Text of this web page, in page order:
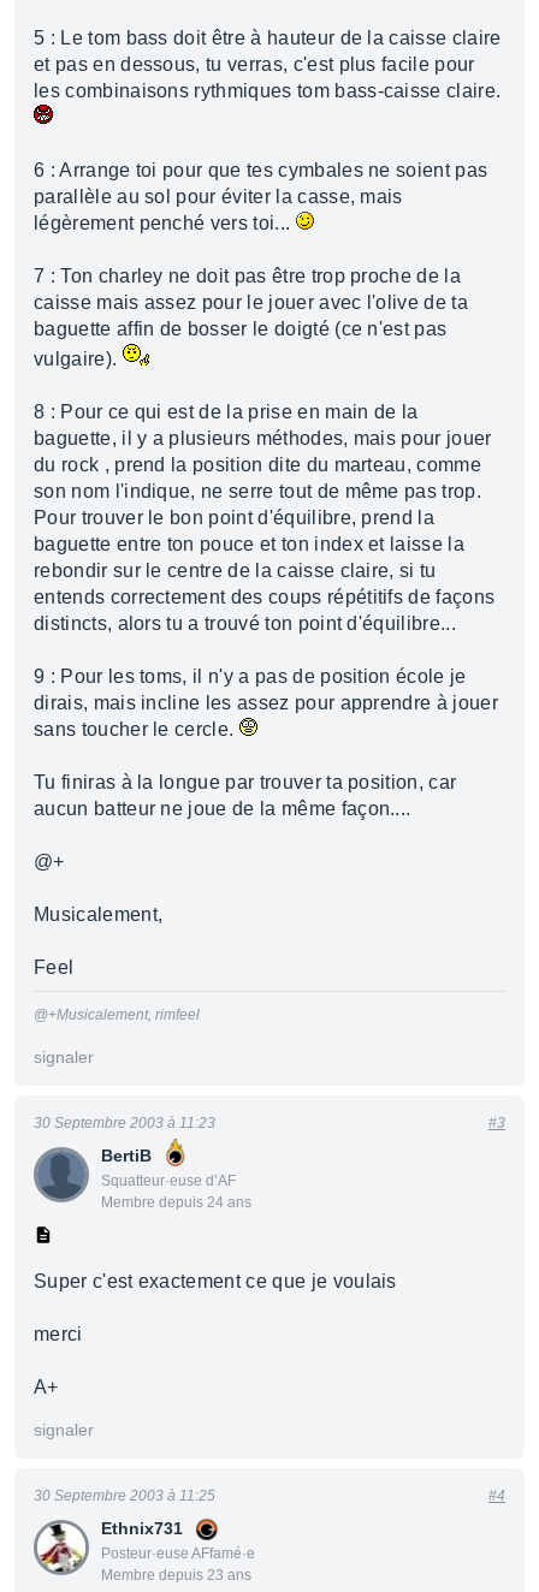
5 : Le tom bass doit être à hauteur de la caisse claire
et pas en dessous, tu verras, c'est plus facile pour
les combinaisons rythmiques tom bass-caisse claire.
6 : Arrange toi pour que tes cymbales ne soient pas
parallèle au sol pour éviter la casse, mais
légèrement penché vers toi...
7 : Ton charley ne doit pas être trop proche de la
caisse mais assez pour le jouer avec l'olive de ta
baguette affin de bosser le doigté (ce n'est pas
vulgaire).
8 : Pour ce qui est de la prise en main de la
baguette, il y a plusieurs méthodes, mais pour jouer
du rock , prend la position dite du marteau, comme
son nom l'indique, ne serre tout de même pas trop.
Pour trouver le bon point d'équilibre, prend la
baguette entre ton pouce et ton index et laisse la
rebondir sur le centre de la caisse claire, si tu
entends correctement des coups répétitifs de façons
distincts, alors tu a trouvé ton point d'équilibre...
9 : Pour les toms, il n'y a pas de position école je
dirais, mais incline les assez pour apprendre à jouer
sans toucher le cercle.
Tu finiras à la longue par trouver ta position, car
aucun batteur ne joue de la même façon....
@+
Musicalement,
Feel
@+Musicalement, rimfeel
signaler
BertiB
Squatteur·euse d’AF
Membre depuis 24 ans
30 Septembre 2003 à 11:23 #3
Super c'est exactement ce que je voulais
merci
A+
signaler
Ethnix731
Posteur·euse AFfamé·e
Membre depuis 23 ans
30 Septembre 2003 à 11:25 #4